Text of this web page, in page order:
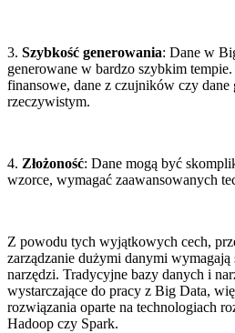
3. Szybkość generowania: Dane w
generowane w bardzo szybkim
finansowe, dane z czujników czy dane
rzeczywistym.
4. Złożoność: Dane mogą być
wzorce, wymagać zaawansowanych
Z powodu tych wyjątkowych cech,
zarządzanie dużymi danymi
narzędzi. Tradycyjne bazy danych i
wystarczające do pracy z Big Data,
rozwiązania oparte na technologiach
Hadoop czy Spark.